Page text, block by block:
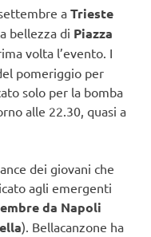
aTrieste
bellezza di Piazza
volta l’evento. I
pomeriggio per
solo per la bomba
alle 22.30, quasi a
dei giovani che
agli emergenti
da Napoli
). Bellacanzone ha